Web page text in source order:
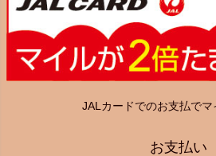
JALカードでのお支払でマ
お支払い